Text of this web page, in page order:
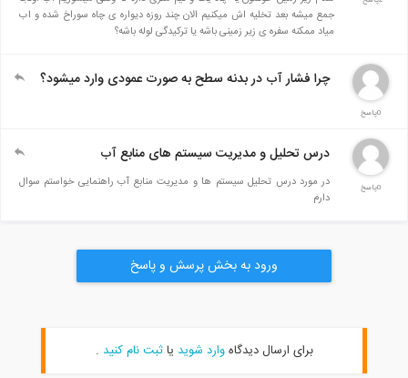
جمع میشه بعد تخلیه اش میکنیم الان چند روزه دیواره ی چاه سوراخ شده و اب
میاد ممکنه سفره ی زیر زمینی باشه یا ترکیدگی لوله باشه؟
چرا فشار آب در بدنه سطح به صورت عمودی وارد میشود؟
درس تحلیل و مدیریت سیستم های منابع آب
در مورد درس تحلیل سیستم ها و مدیریت منابع آب راهنمایی خواستم سوال
دارم
ورود به بخش پرسش و پاسخ
برای ارسال دیدگاهوارد شویدیا ثبت نام کنید.